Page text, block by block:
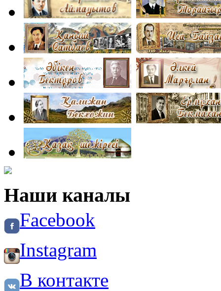
Наши каналы
Facebook
Instagram
В контакте